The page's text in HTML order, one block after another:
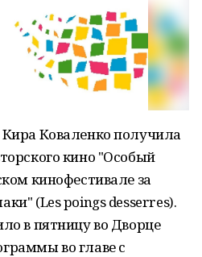
Коваленко получила
кино "Особый
кинофестивале за
(Les poings desserres).
в пятницу во Дворце
во главе с